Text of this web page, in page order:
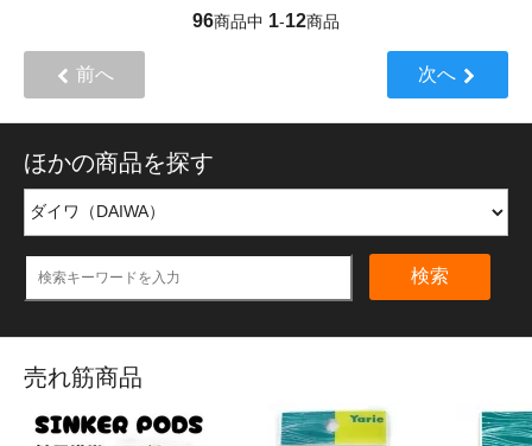
96商品中 1-12商品
前へ 次へ
ほかの商品を探す
検索
売れ筋商品